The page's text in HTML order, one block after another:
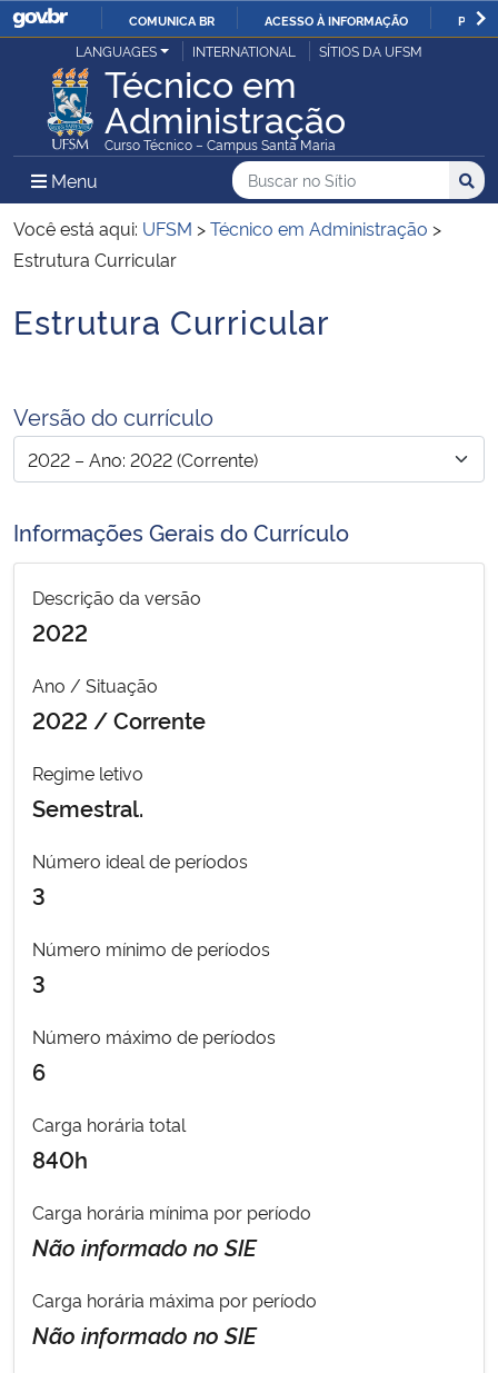
IR
PARA
O
CONTEÚDO
COMUNICA BR ACESSO À INFORMAÇÃO
Ministério da Justiça e Segurança Pública
Ministério da Defesa
Ministério das Relações Exteriores
Ministério da Infraestrutura
Ministério da Educação
Ministério de Minas e Energia
Ministério da Ciência, Tecnologia, Inovações e Comunicações
Ministério do Turismo
Ministério do Desenvolvimento Regional
Ministério da Mulher, da Família e dos Direitos Humanos
Secretaria-Geral
Gabinete de Segurança Institucional
Advocacia-Geral da União
Planalto
LANGUAGES INTERNATIONAL SÍTIOS DA UFSM
Técnico em
Administração
Curso Técnico – Campus Santa Maria
Menu Menu Principal do Sítio
Busca
Buscar no no Sítio
Busca:
Você está aqui: UFSM >Técnico em Administração >
Estrutura Curricular
Início do conteúdo
Estrutura Curricular
Versão do currículo
Informações Gerais do Currículo
Descrição da versão
2022
Ano / Situação
2022 / Corrente
Regime letivo
Semestral.
Número ideal de períodos
3
Número mínimo de períodos
3
Número máximo de períodos
6
Carga horária total
840h
Carga horária mínima por período
Não informado no SIE
Carga horária máxima por período
Não informado no SIE